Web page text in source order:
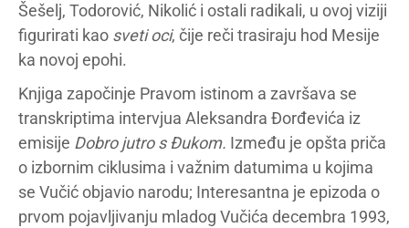
Šešelj, Todorović, Nikolić i ostali radikali, u ovoj viziji
figurirati kao sveti oci, čije reči trasiraju hod Mesije
ka novoj epohi.
Knjiga započinje Pravom istinom a završava se
transkriptima intervjua Aleksandra Đorđevića iz
emisije Dobro jutro s Đukom. Između je opšta priča
o izbornim ciklusima i važnim datumima u kojima
se Vučić objavio narodu; Interesantna je epizoda o
prvom pojavljivanju mladog Vučića decembra 1993,